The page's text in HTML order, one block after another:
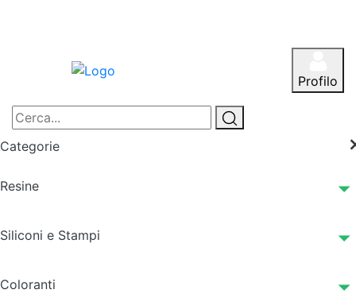
Profilo
Categorie
Resine
Siliconi e Stampi
Coloranti